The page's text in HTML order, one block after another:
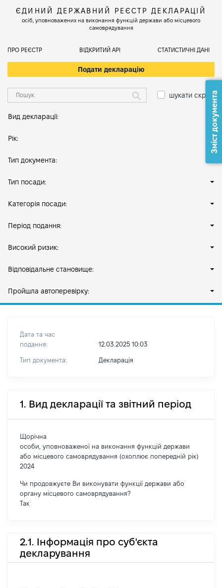
ЄДИНИЙ ДЕРЖАВНИЙ РЕЄСТР ДЕКЛАРАЦІЙ
осіб, уповноважених на виконання функцій держави або місцевого
самоврядування
ПРО РЕЄСТР ВІДКРИТИЙ АРІ СТАТИСТИЧНІ ДАНІ
Подати декларацію
шукати скрізь
Вид декларації:
Рік:
Тип документа:
Тип посади:
Категорія посади:
Період подання:
Високий ризик:
Відповідальне становище:
Пройшла автоперевірку:
Дата та час
подання:
12.03.2025 10:03
Тип документа: Декларація
1. Вид декларації та звітний період
Щорічна
особи, уповноваженої на виконання функцій держави
або місцевого самоврядування (охоплює попередній рік)
2024
Чи продовжуєте Ви виконувати функції держави або
органу місцевого самоврядування?
Так
2.1. Інформація про суб'єкта
декларування
Зміст документа